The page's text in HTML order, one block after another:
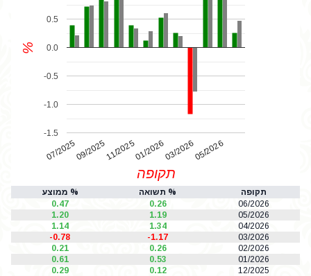
07/202509/202511/202501/202603/202605/2026
-1.5
-1.0
-0.5
0.0
0.5
תקופה
%
תקופה % תשואה
% ממוצע
06/2026
0.26
0.47
05/2026
1.19
1.20
04/2026
1.34
1.14
03/2026
-1.17
-0.78
02/2026
0.26
0.21
01/2026
0.53
0.61
12/2025
0.12
0.29